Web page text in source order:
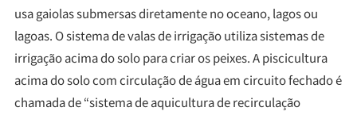
usa gaiolas submersas diretamente no oceano, lagos ou
lagoas. O sistema de valas de irrigação utiliza sistemas de
irrigação acima do solo para criar os peixes. A piscicultura
acima do solo com circulação de água em circuito fechado é
chamada de “sistema de aquicultura de recirculação